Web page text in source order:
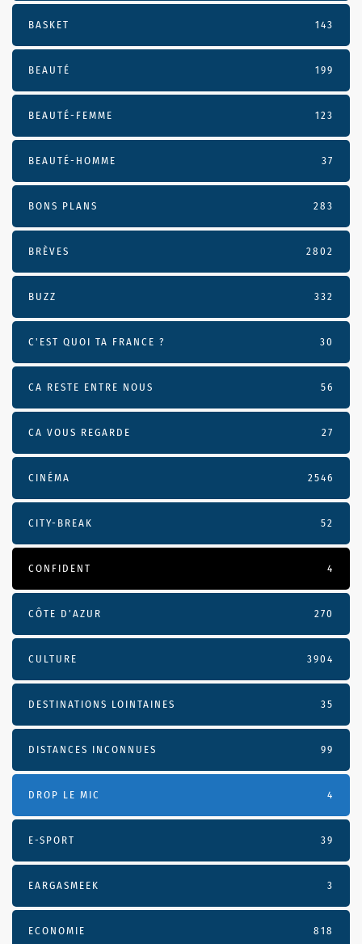
BASKET 143
BEAUTÉ 199
BEAUTÉ-FEMME 123
BEAUTÉ-HOMME 37
BONS PLANS 283
BRÈVES 2802
BUZZ 332
C'EST QUOI TA FRANCE ? 30
CA RESTE ENTRE NOUS 56
CA VOUS REGARDE 27
CINÉMA 2546
CITY-BREAK 52
CONFIDENT 4
CÔTE D’AZUR 270
CULTURE 3904
DESTINATIONS LOINTAINES 35
DISTANCES INCONNUES 99
DROP LE MIC 4
E-SPORT 39
EARGASMEEK 3
ECONOMIE 818